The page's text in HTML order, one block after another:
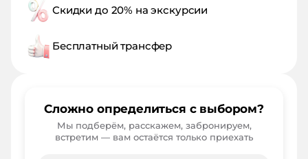
Скидки до 20% на экскурсии
Бесплатный трансфер
Сложно определиться с выбором?
Мы подберём, расскажем, забронируем,
встретим — вам остаётся только приехать